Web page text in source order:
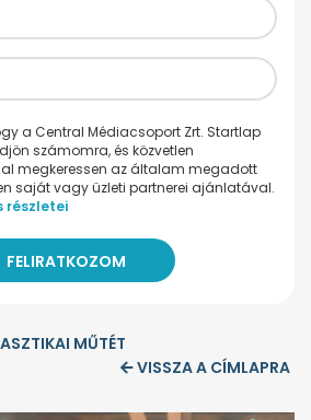
a Central Médiacsoport Zrt. Startlap
számomra, és közvetlen
megkeressen az általam megadott
saját vagy üzleti partnerei ajánlatával.
részletei
MŰTÉT
VISSZA A CÍMLAPRA